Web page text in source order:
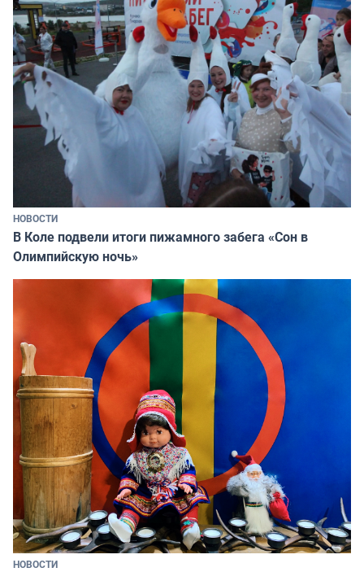
НОВОСТИ
В Коле подвели итоги пижамного забега «Сон в
Олимпийскую ночь»
НОВОСТИ